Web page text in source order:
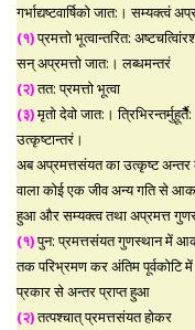
गर्भाद्यष्टवार्षिको जात:। सम्यक्त्वं
(१)प्रमत्तो भूत्वान्तरित:
सन् अप्रमत्तो जात:। लब्धमन्तरं
(२)तत: प्रमत्तो भूत्वा
(३)मृतो देवो जात:।
उत्कृष्टान्तरं।
अब अप्रमत्तसंयत का उत्कृष्ट अन्तर
वाला कोई एक जीव अन्य गति से
हुआ और सम्यक्त्व तथा अप्रमत्त
(१)पुन: प्रमत्तसंयत गुणस्थान में
तक परिभ्रमण कर अंतिम पूर्वकोटि
प्रकार से अन्तर प्राप्त हुआ
(२)तत्पश्चात् प्रमत्तसंयत होकर